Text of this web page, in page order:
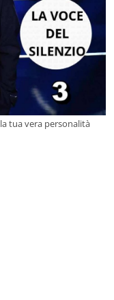
tua vera personalità